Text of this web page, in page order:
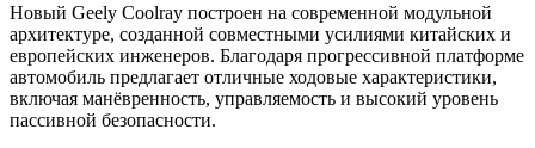
Новый Geely Coolray построен на современной модульной
архитектуре, созданной совместными усилиями китайских и
европейских инженеров. Благодаря прогрессивной платформе
автомобиль предлагает отличные ходовые характеристики,
включая манёвренность, управляемость и высокий уровень
пассивной безопасности.